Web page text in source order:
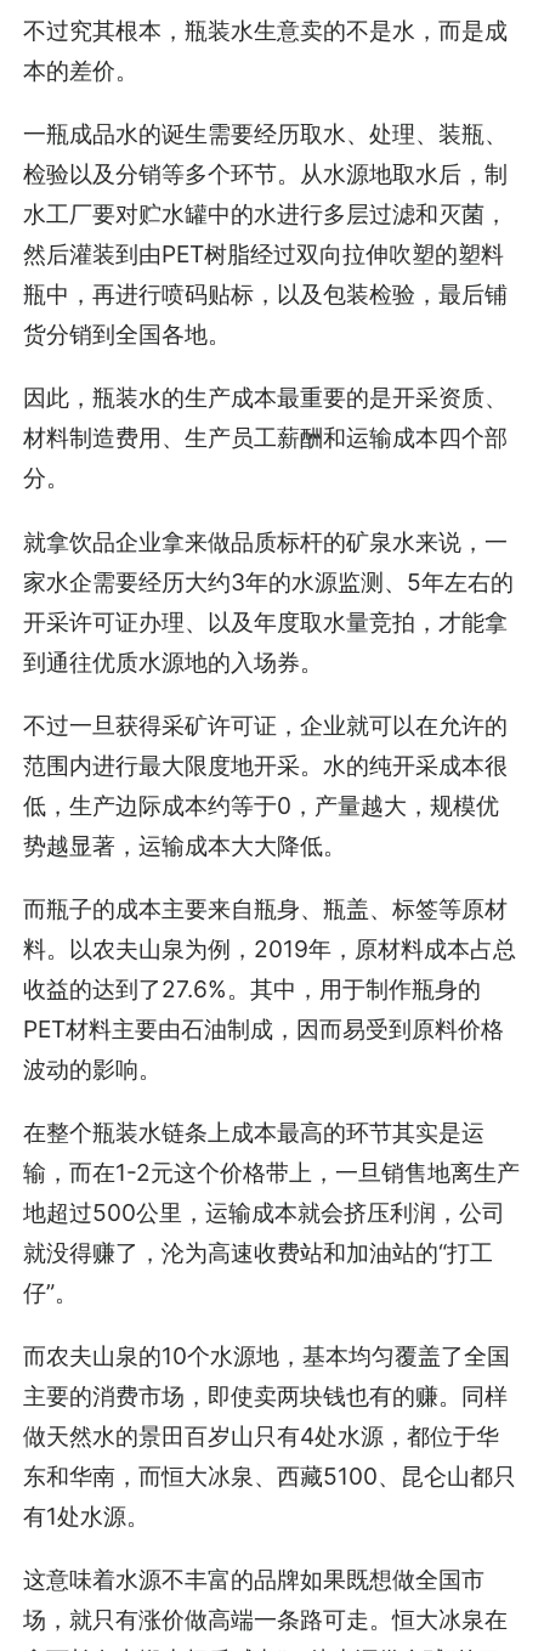
不过究其根本，瓶装水生意卖的不是水，而是成
本的差价。
一瓶成品水的诞生需要经历取水、处理、装瓶、
检验以及分销等多个环节。从水源地取水后，制
水工厂要对贮水罐中的水进行多层过滤和灭菌，
然后灌装到由PET树脂经过双向拉伸吹塑的塑料
瓶中，再进行喷码贴标，以及包装检验，最后铺
货分销到全国各地。
因此，瓶装水的生产成本最重要的是开采资质、
材料制造费用、生产员工薪酬和运输成本四个部
分。
就拿饮品企业拿来做品质标杆的矿泉水来说，一
家水企需要经历大约3年的水源监测、5年左右的
开采许可证办理、以及年度取水量竞拍，才能拿
到通往优质水源地的入场券。
不过一旦获得采矿许可证，企业就可以在允许的
范围内进行最大限度地开采。水的纯开采成本很
低，生产边际成本约等于0，产量越大，规模优
势越显著，运输成本大大降低。
而瓶子的成本主要来自瓶身、瓶盖、标签等原材
料。以农夫山泉为例，2019年，原材料成本占总
收益的达到了27.6%。其中，用于制作瓶身的
PET材料主要由石油制成，因而易受到原料价格
波动的影响。
在整个瓶装水链条上成本最高的环节其实是运
输，而在1-2元这个价格带上，一旦销售地离生产
地超过500公里，运输成本就会挤压利润，公司
就没得赚了，沦为高速收费站和加油站的“打工
仔”。
而农夫山泉的10个水源地，基本均匀覆盖了全国
主要的消费市场，即使卖两块钱也有的赚。同样
做天然水的景田百岁山只有4处水源，都位于华
东和华南，而恒大冰泉、西藏5100、昆仑山都只
有1处水源。
这意味着水源不丰富的品牌如果既想做全国市
场，就只有涨价做高端一条路可走。恒大冰泉在